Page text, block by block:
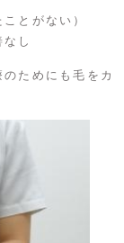
とがない）
し
ためにも毛をカ